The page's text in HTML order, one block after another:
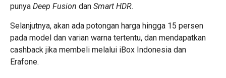
punya Deep Fusion dan Smart HDR.
Selanjutnya, akan ada potongan harga hingga 15 persen
pada model dan varian warna tertentu, dan mendapatkan
cashback jika membeli melalui iBox Indonesia dan
Erafone.